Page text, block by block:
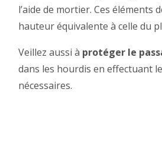
l’aide de mortier. Ces éléments
hauteur équivalente à celle du
Veillez aussi à protéger le
dans les hourdis en effectuant
nécessaires.